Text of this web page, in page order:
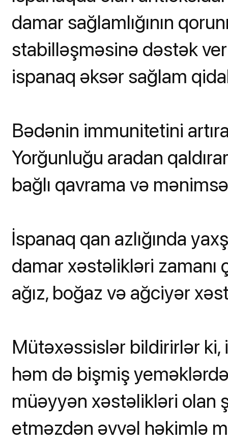
damar sağlamlığının
stabilləşməsinə dəstək
ispanaq əksər sağlam
Bədənin immunitetini
Yorğunluğu aradan
bağlı qavrama və
İspanaq qan azlığında
damar xəstəlikləri
ağız, boğaz və ağciyər
Mütəxəssislər bildirirlər
həm də bişmiş
müəyyən xəstəlikləri olan
etməzdən əvvəl həkimlə